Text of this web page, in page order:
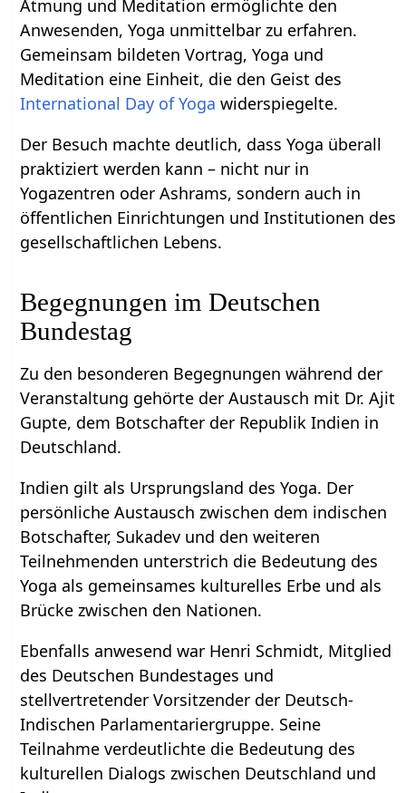
Atmung und Meditation ermöglichte den
Anwesenden, Yoga unmittelbar zu erfahren.
Gemeinsam bildeten Vortrag, Yoga und
Meditation eine Einheit, die den Geist des
International Day of Yoga widerspiegelte.
Der Besuch machte deutlich, dass Yoga überall
praktiziert werden kann – nicht nur in
Yogazentren oder Ashrams, sondern auch in
öffentlichen Einrichtungen und Institutionen des
gesellschaftlichen Lebens.
Begegnungen im Deutschen
Bundestag
Zu den besonderen Begegnungen während der
Veranstaltung gehörte der Austausch mit Dr. Ajit
Gupte, dem Botschafter der Republik Indien in
Deutschland.
Indien gilt als Ursprungsland des Yoga. Der
persönliche Austausch zwischen dem indischen
Botschafter, Sukadev und den weiteren
Teilnehmenden unterstrich die Bedeutung des
Yoga als gemeinsames kulturelles Erbe und als
Brücke zwischen den Nationen.
Ebenfalls anwesend war Henri Schmidt, Mitglied
des Deutschen Bundestages und
stellvertretender Vorsitzender der Deutsch-
Indischen Parlamentariergruppe. Seine
Teilnahme verdeutlichte die Bedeutung des
kulturellen Dialogs zwischen Deutschland und